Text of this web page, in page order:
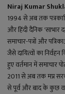
Niraj Kumar
1994 से अब तक
और हिंदी दैनिक 'साभार
समाचार-पत्रों और
जैसे दायित्वों का
हुए वर्तमान में समाचार
2011 से अब तक मप्र
से पूर्व और बाद के कुछ